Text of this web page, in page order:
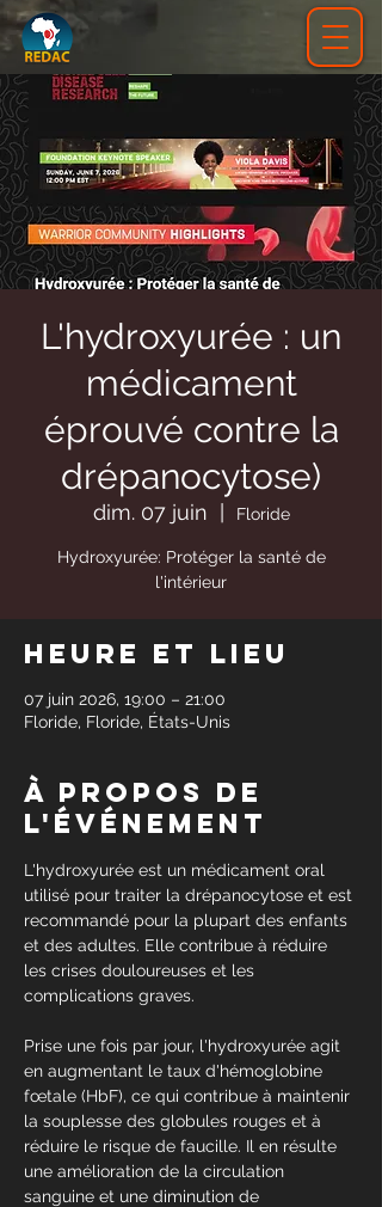
L'hydroxyurée : un
médicament
éprouvé contre la
drépanocytose)
dim. 07 juin Floride
Hydroxyurée: Protéger la santé de
l'intérieur
Heure et lieu
07 juin 2026, 19:00 – 21:00
Floride, Floride, États-Unis
À propos de
l'événement
L'hydroxyurée est un médicament oral
utilisé pour traiter la drépanocytose et est
recommandé pour la plupart des enfants
et des adultes. Elle contribue à réduire
les crises douloureuses et les
complications graves.
Prise une fois par jour, l'hydroxyurée agit
en augmentant le taux d'hémoglobine
fœtale (HbF), ce qui contribue à maintenir
la souplesse des globules rouges et à
réduire le risque de faucille. Il en résulte
une amélioration de la circulation
sanguine et une diminution de